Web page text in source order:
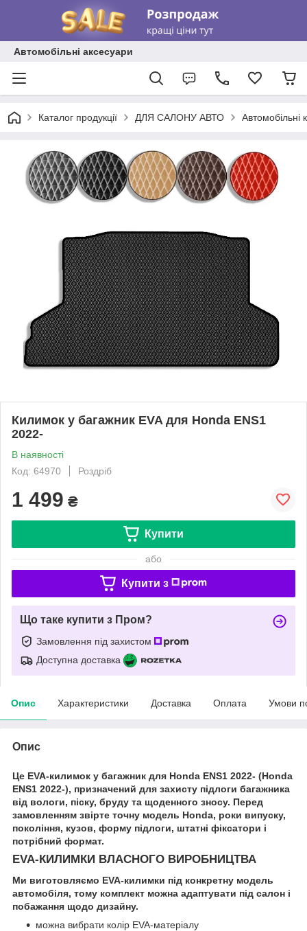
Автомобільні аксесуари
Каталог продукції ДЛЯ САЛОНУ АВТО Автомобільні
Килимок у багажник EVA для Honda ENS1
2022-
В наявності
Код: 64970
Роздріб
1 499 ₴
Купити
або
Купити з
Що таке купити з Пром?
Замовлення під захистом
Доступна доставка
Опис Характеристики Доставка Оплата Умови
Опис
Це EVA-килимок у багажник для Honda ENS1 2022- (Honda
ENS1 2022-), призначений для захисту підлоги багажника
від вологи, піску, бруду та щоденного зносу. Перед
замовленням звірте точну модель Honda, роки випуску,
покоління, кузов, форму підлоги, штатні фіксатори і
потрібний формат.
EVA-КИЛИМКИ ВЛАСНОГО ВИРОБНИЦТВА
Ми виготовляємо EVA-килимки під конкретну модель
автомобіля, тому комплект можна адаптувати під салон і
побажання щодо дизайну.
можна вибрати колір EVA-матеріалу